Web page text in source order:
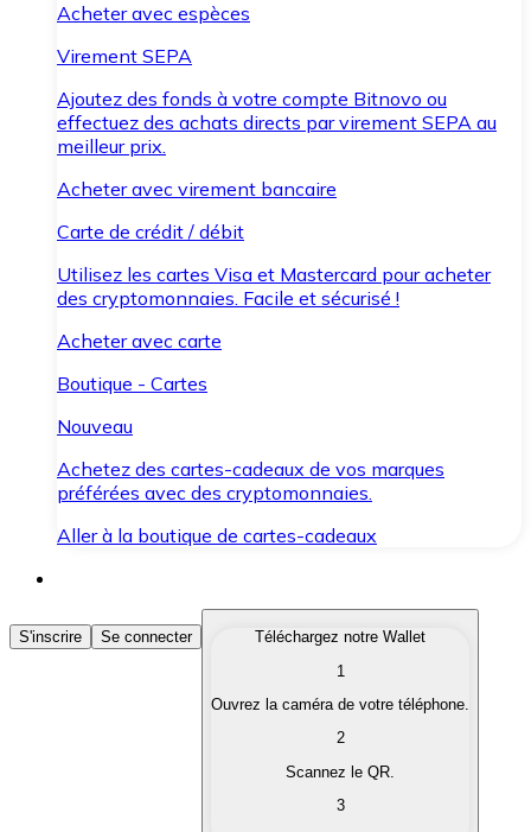
Acheter avec espèces
Virement SEPA
Ajoutez des fonds à votre compte Bitnovo ou
effectuez des achats directs par virement SEPA au
meilleur prix.
Acheter avec virement bancaire
Carte de crédit / débit
Utilisez les cartes Visa et Mastercard pour acheter
des cryptomonnaies. Facile et sécurisé !
Acheter avec carte
Boutique - Cartes
Nouveau
Achetez des cartes-cadeaux de vos marques
préférées avec des cryptomonnaies.
Aller à la boutique de cartes-cadeaux
Acheter des Cryptomonnaies
Achetez les cryptomonnaies qui vous intéressent
Convertissez vos cryptomonnaies en monnaie
S'inscrire Se connecter
Téléchargez notre Wallet
1
Ouvrez la caméra de votre téléphone.
2
Scannez le QR.
3